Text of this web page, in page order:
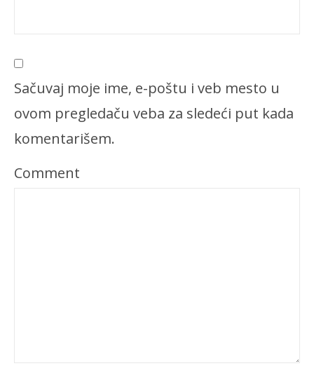
Sačuvaj moje ime, e-poštu i veb mesto u
ovom pregledaču veba za sledeći put kada
komentarišem.
Comment